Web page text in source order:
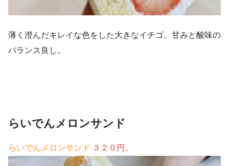
薄く澄んだキレイな色をした大きなイチゴ。甘みと酸味の
バランス良し。
らいでんメロンサンド
らいでんメロンサンド ３２０円 。